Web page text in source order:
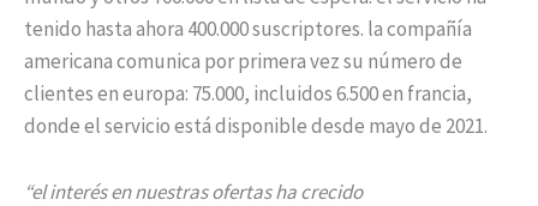
tenido hasta ahora 400.000 suscriptores. la compañía
americana comunica por primera vez su número de
clientes en europa: 75.000, incluidos 6.500 en francia,
donde el servicio está disponible desde mayo de 2021.
“el interés en nuestras ofertas ha crecido